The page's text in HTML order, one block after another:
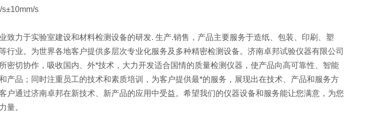
s
致力于实验室建设和材料检测设备的研发. 生产.销售，产品主要服务于造纸、包装、印刷、塑
行业。为世界各地客户提供多层次专业化服务及多种精密检测设备。济南卓邦试验仪器有限公司
密切协作，吸收国内、外*技术，大力开发适合国情的质量检测仪器，使产品向高可靠性、智能
产品；同时注重员工的技术和素质培训，为客户提供最*的服务，展现出在技术、产品和服务方
户通过济南卓邦在新技术、新产品的应用中受益。希望我们的仪器设备和服务能让您满意，为您
量。